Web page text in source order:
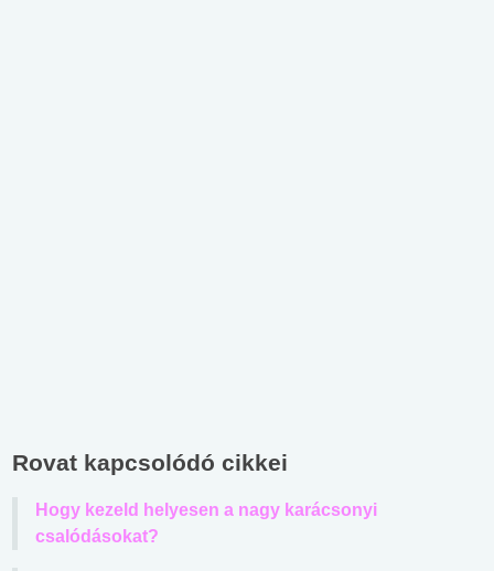
Rovat kapcsolódó cikkei
Hogy kezeld helyesen a nagy karácsonyi
csalódásokat?